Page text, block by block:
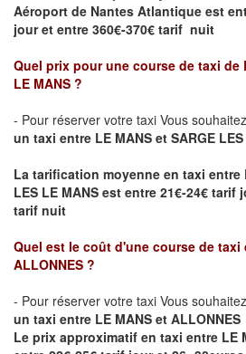
Aéroport de Nantes Atlantique est
jour et entre 360€-370€ tarif nuit
Quel prix pour une course de taxi de
LE MANS ?
- Pour réserver votre taxi Vous
un taxi entre LE MANS et SARGE
La tarification moyenne en taxi entre
LES LE MANS est entre 21€-24€ tarif
tarif nuit
Quel est le coût d'une course de taxi
ALLONNES ?
- Pour réserver votre taxi Vous
un taxi entre LE MANS et ALLONNES
Le prix approximatif en taxi entre LE